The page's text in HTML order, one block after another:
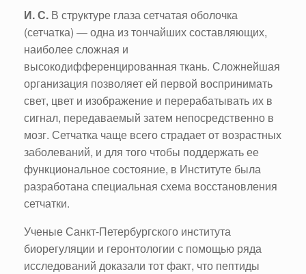
И. С. В структуре глаза сетчатая оболочка
(сетчатка) — одна из тончайших составляющих,
наиболее сложная и
высокодифференцированная ткань. Сложнейшая
организация позволяет ей первой воспринимать
свет, цвет и изображение и перерабатывать их в
сигнал, передаваемый затем непосредственно в
мозг. Сетчатка чаще всего страдает от возрастных
заболеваний, и для того чтобы поддержать ее
функциональное состояние, в Институте была
разработана специальная схема восстановления
сетчатки.
Ученые Санкт-Петербургского института
биорегуляции и геронтологии с помощью ряда
исследований доказали тот факт, что пептиды